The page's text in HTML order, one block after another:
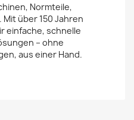
Normteile,
über 150 Jahren
einfache, schnelle
– ohne
aus einer Hand.